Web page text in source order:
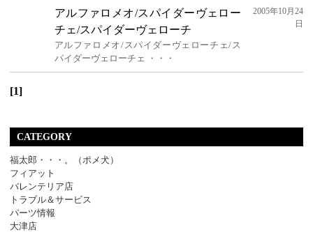
アルファロメオ/スパイダーヴェロー
チェ/スパイダーヴェローチ
アルファロメオ/スパイダーヴェローチェ/ス
パイダーヴェローチェ ・・・
2005年10月24
日
[1]
CATEGORY
福太郎・・・。（ポメ犬）
フィアット
バレンテリア店
トラブル＆サービス
パーツ情報
大津店